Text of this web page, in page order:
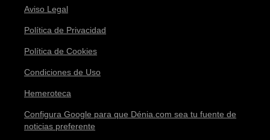
Aviso Legal
Política de Privacidad
Política de Cookies
Condiciones de Uso
Hemeroteca
Configura Google para que Dénia.com sea tu fuente de
noticias preferente